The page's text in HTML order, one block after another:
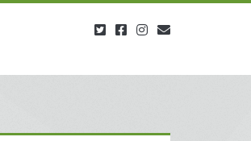
twitterfacebookinstagram